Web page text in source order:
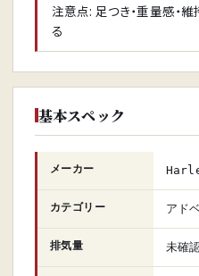
注意点: 足つき・重量感・
る
基本スペック
メーカー
カテゴリー アド
排気量 未確